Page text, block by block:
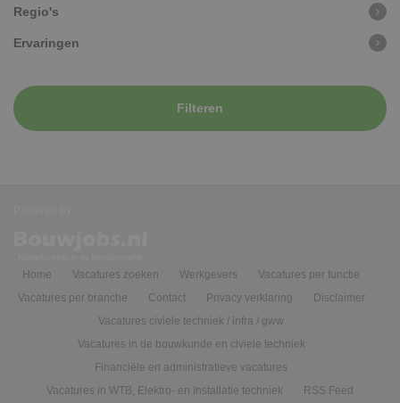
Regio's
Ervaringen
Filteren
Home Vacatures zoeken Werkgevers
Vacatures per functie
Vacatures per branche
Contact Privacy verklaring
Disclaimer
Vacatures civiele techniek / infra / gww
Vacatures in de bouwkunde en civiele techniek
Financiële en administratieve vacatures
Vacatures in WTB, Elektro- en Installatie techniek
RSS Feed